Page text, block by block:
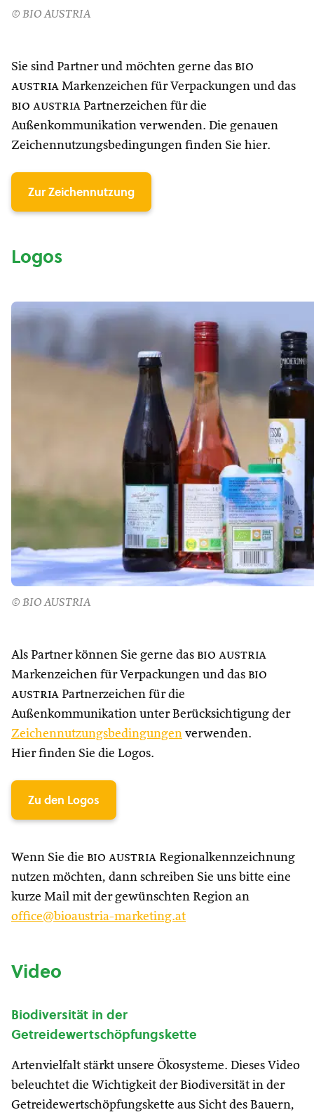
© BIO AUSTRIA
Sie sind Partner und möchten gerne das bio
austria Markenzeichen für Verpackungen und das
bio austria Partnerzeichen für die
Außenkommunikation verwenden. Die genauen
Zeichennutzungsbedingungen finden Sie hier.
Zur Zeichennutzung
Logos
© BIO AUSTRIA
Als Partner können Sie gerne das bio austria
Markenzeichen für Verpackungen und das bio
austria Partnerzeichen für die
Außenkommunikation unter Berücksichtigung der
Zeichennutzungsbedingungen verwenden.
Hier finden Sie die Logos.
Zu den Logos
Wenn Sie die bio austria Regionalkennzeichnung
nutzen möchten, dann schreiben Sie uns bitte eine
kurze Mail mit der gewünschten Region an
office@bioaustria-marketing.at
Video
Biodiversität in der
Getreidewertschöpfungskette
Artenvielfalt stärkt unsere Ökosysteme. Dieses Video
beleuchtet die Wichtigkeit der Biodiversität in der
Getreidewertschöpfungskette aus Sicht des Bauern,